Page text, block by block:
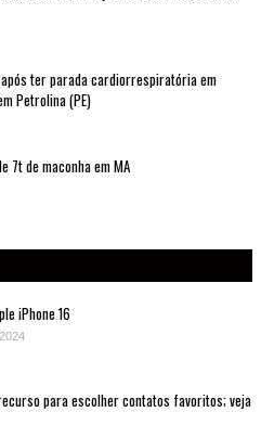
ter parada cardiorrespiratória em
Petrolina (PE)
7t de maconha em MA
iPhone 16
para escolher contatos favoritos; veja